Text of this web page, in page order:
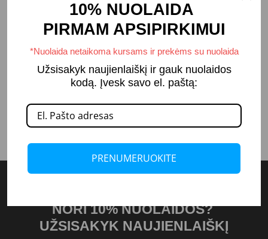
Patch Glow“ Paakių
serumas
PASIRINKTI
SAVYBES
NORI 10% NUOLAIDOS?
UŽSISAKYK NAUJIENLAIŠKĮ
10% NUOLAIDA
PIRMAM APSIPIRKIMUI
*Nuolaida netaikoma kursams ir prekėms su nuolaida
Užsisakyk naujienlaiškį ir gauk nuolaidos
kodą. Įvesk savo el. paštą:
PRENUMERUOKITE